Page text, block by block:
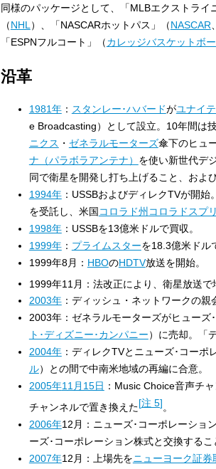
同様のパッケージとして、「MLBエクストライ
（NHL ）、「NASCARホットパス」（NASCAR
「ESPNフルコート」（カレッジバスケットボ
沿革
1981年： スタンレー･ハバードがユナイ
e Broadcasting）として設立。10年間は
ニクス ・ ゼネラルモーターズ傘下のヒュ
ナ（パラボラアンテナ） を使い新世代デ
同で衛星を開発し打ち上げること、および
1994年：USSBおよびディレクTVが開始
を受託し、米国コロラド州コロラドスプ
1998年：USSBを13億米ドルで買収。
1999年： プライムスターを18.3億米ドル
1999年8月： HBOのHDTV放送を開始。
1999年11月：法改正により、衛星放送
2003年：ディッシュ・ネットワークの親
2003年：ゼネラルモーターズがヒューズ
ト･ディズニー･カンパニー）に売却。「
2004年：ディレクTVとニューズ･コーポ
ル）との間で中南米地域の再編に合意。
2005年11月15日 ：Music Choice音声チ
チャンネルで置き換えた[注 5]。
2006年12月：ニューズ･コーポレーショ
ーズ･コーポレーション株式と交換するこ
2007年12月：上場先をニューヨーク証券